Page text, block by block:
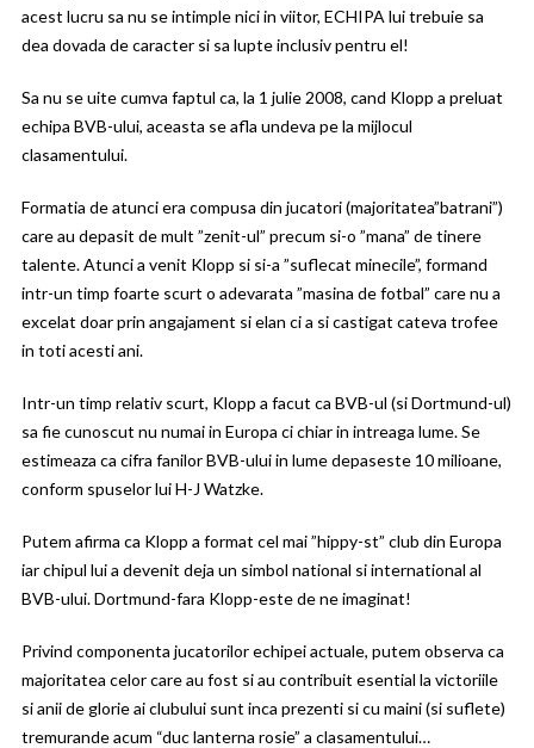
acest lucru sa nu se intimple nici in viitor, ECHIPA lui trebuie sa
dea dovada de caracter si sa lupte inclusiv pentru el!
Sa nu se uite cumva faptul ca, la 1 julie 2008, cand Klopp a preluat
echipa BVB-ului, aceasta se afla undeva pe la mijlocul
clasamentului.
Formatia de atunci era compusa din jucatori (majoritatea”batrani”)
care au depasit de mult ”zenit-ul” precum si-o ”mana” de tinere
talente. Atunci a venit Klopp si si-a ”suflecat minecile”, formand
intr-un timp foarte scurt o adevarata ”masina de fotbal” care nu a
excelat doar prin angajament si elan ci a si castigat cateva trofee
in toti acesti ani.
Intr-un timp relativ scurt, Klopp a facut ca BVB-ul (si Dortmund-ul)
sa fie cunoscut nu numai in Europa ci chiar in intreaga lume. Se
estimeaza ca cifra fanilor BVB-ului in lume depaseste 10 milioane,
conform spuselor lui H-J Watzke.
Putem afirma ca Klopp a format cel mai ”hippy-st” club din Europa
iar chipul lui a devenit deja un simbol national si international al
BVB-ului. Dortmund-fara Klopp-este de ne imaginat!
Privind componenta jucatorilor echipei actuale, putem observa ca
majoritatea celor care au fost si au contribuit esential la victoriile
si anii de glorie ai clubului sunt inca prezenti si cu maini (si suflete)
tremurande acum “duc lanterna rosie” a clasamentului…